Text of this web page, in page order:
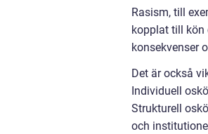
Rasism, till
kopplat till kön
konsekvenser
Det är också
Individuell
Strukturell
och